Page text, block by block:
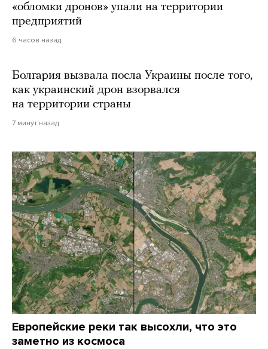
«обломки дронов» упали на территории
предприятий
6 часов назад
Болгария вызвала посла Украины после того,
как украинский дрон взорвался
на территории страны
7 минут назад
Европейские реки так высохли, что это
заметно из космоса